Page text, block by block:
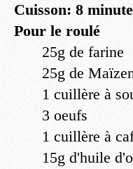
Cuisson: 8
Pour le roulé
25g de farine
25g de
1 cuillère à
3 oeufs
1 cuillère à
15g d'huile